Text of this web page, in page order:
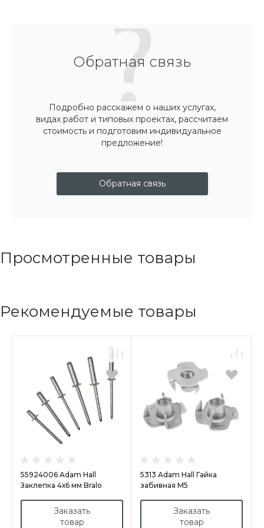
Обратная связь
Подробно расскажем о наших услугах,
видах работ и типовых проектах, рассчитаем
стоимость и подготовим индивидуальное
предложение!
Обратная связь
Просмотренные товары
Рекомендуемые товары
55924006 Adam Hall
Заклепка 4х6 мм Bralo
Заказать
товар
5313 Adam Hall Гайка
забивная М5
Заказать
товар